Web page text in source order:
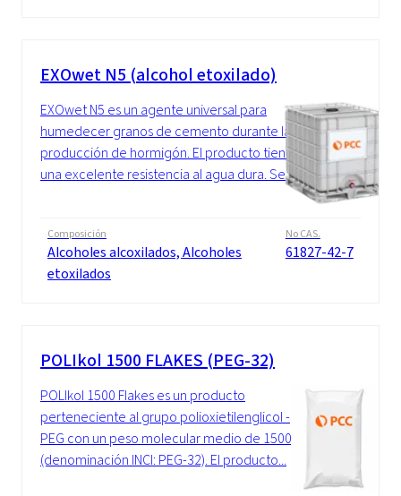
EXOwet N5 (alcohol etoxilado)
EXOwet N5 es un agente universal para
humedecer granos de cemento durante la
producción de hormigón. El producto tiene
una excelente resistencia al agua dura. Se...
Composición
Alcoholes alcoxilados, Alcoholes
etoxilados
No CAS.
61827-42-7
POLIkol 1500 FLAKES (PEG-32)
POLIkol 1500 Flakes es un producto
perteneciente al grupo polioxietilenglicol -
PEG con un peso molecular medio de 1500
(denominación INCI: PEG-32). El producto...